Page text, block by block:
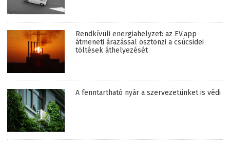
Rendkívüli energiahelyzet: az EV.app
átmeneti árazással ösztönzi a csúcsidei
töltések áthelyezését
A fenntartható nyár a szervezetünket is védi